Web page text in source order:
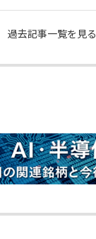
過去記事一覧を見る